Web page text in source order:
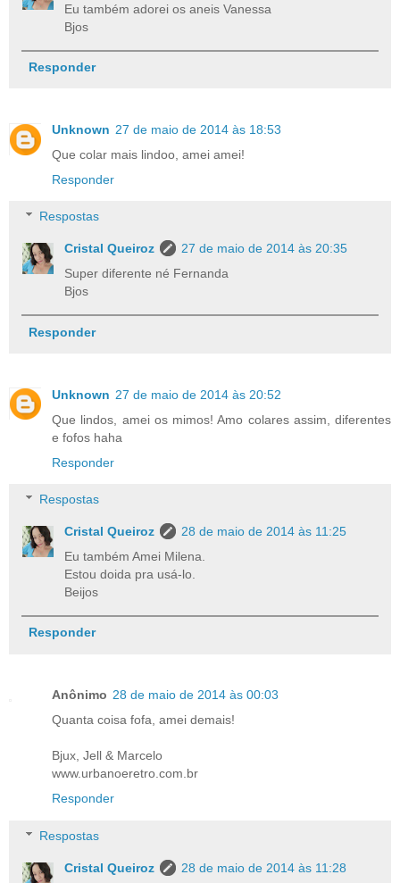
Eu também adorei os aneis Vanessa
Bjos
Responder
Unknown 27 de maio de 2014 às 18:53
Que colar mais lindoo, amei amei!
Responder
Respostas
Cristal Queiroz
27 de maio de 2014 às 20:35
Super diferente né Fernanda
Bjos
Responder
Unknown 27 de maio de 2014 às 20:52
Que lindos, amei os mimos! Amo colares assim, diferentes
e fofos haha
Responder
Respostas
Cristal Queiroz
28 de maio de 2014 às 11:25
Eu também Amei Milena.
Estou doida pra usá-lo.
Beijos
Responder
Anônimo 28 de maio de 2014 às 00:03
Quanta coisa fofa, amei demais!
Bjux, Jell & Marcelo
www.urbanoeretro.com.br
Responder
Respostas
Cristal Queiroz
28 de maio de 2014 às 11:28